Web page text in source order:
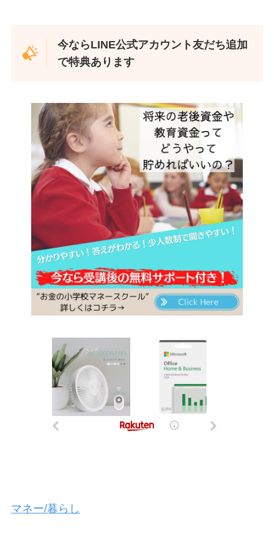
今ならLINE公式アカウント友だち追加
で特典あります
マネー/暮らし